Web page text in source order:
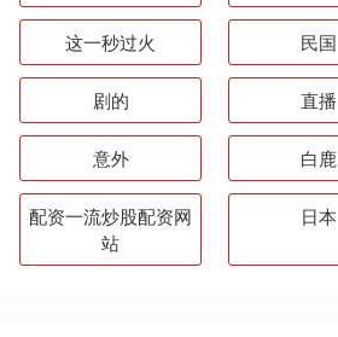
这一秒过火 民国
剧的 直播
意外 白鹿
配资一流炒股配资网
站
日本